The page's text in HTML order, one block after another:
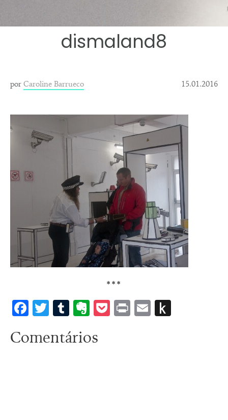
dismaland8
porCaroline Barrueco 15.01.2016
***
Facebook
Twitter
Tumblr
Evernote
Pocket
PrintEmail
Comentários